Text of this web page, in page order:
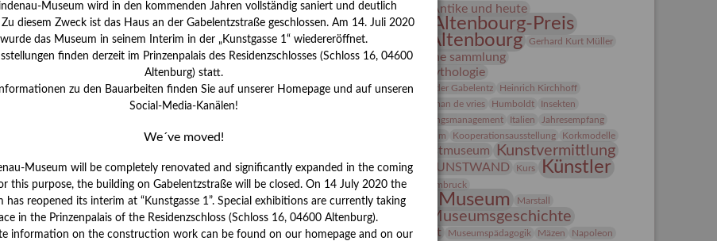
Mädchen in der Wissenschaft wurde 2015 in der
beschlossen. Er wird jährlich am 11. Februar
Rolle erinnern, die Mädchen und Frauen in
In ihrem Blogbeitrag stellt Provenienzforscherin
Frauen in der Antike und heute
Gerhard-Altenbourg-Preis
Gerhard Altenbourg
Gerhard Kurt Müller
Grafik grafische sammlung
griechische Mythologie
Hanns-Conon von der Gabelentz Heinrich Kirchhoff
herman de vries Humboldt
Insekten
Integriertes Schädlingsmanagement
Italien
Jahresempfang
Kolosseum Kooperationsausstellung Korkmodelle
Kunstmuseum Kunstvermittlung
Kunst von Kühl KUNSTWAND Kurs Künstler
Künstlerin Lehmbruck
Lindenau-Museum
Marstall
Messeakademie
Museumsgeschichte
Museumsnacht Museumspädagogik Mäzen Napoleon
Museum wird in den kommenden Jahren vollständig saniert und deutlich
diesem Zweck ist das Haus an der Gabelentzstraße geschlossen. Am 14. Juli 2020
wurde das Museum in seinem Interim in der „Kunstgasse 1“ wiedereröffnet.
finden derzeit im Prinzenpalais des Residenzschlosses (Schloss 16, 04600
Altenburg) statt.
zu den Bauarbeiten finden Sie auf unserer Homepage und auf unseren
Social-Media-Kanälen!
We´ve moved!
Museum will be completely renovated and significantly expanded in the coming
this purpose, the building on Gabelentzstraße will be closed. On 14 July 2020 the
has reopened its interim at “Kunstgasse 1”. Special exhibitions are currently taking
in the Prinzenpalais of the Residenzschloss (Schloss 16, 04600 Altenburg).
information on the construction work can be found on our homepage and on our